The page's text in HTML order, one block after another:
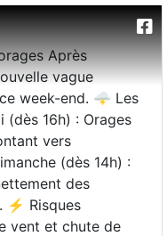
Après
vague
week-end. 🌩️ Les
(dès 16h) : Orages
vers
(dès 14h) :
des
⚡ Risques
vent et chute de